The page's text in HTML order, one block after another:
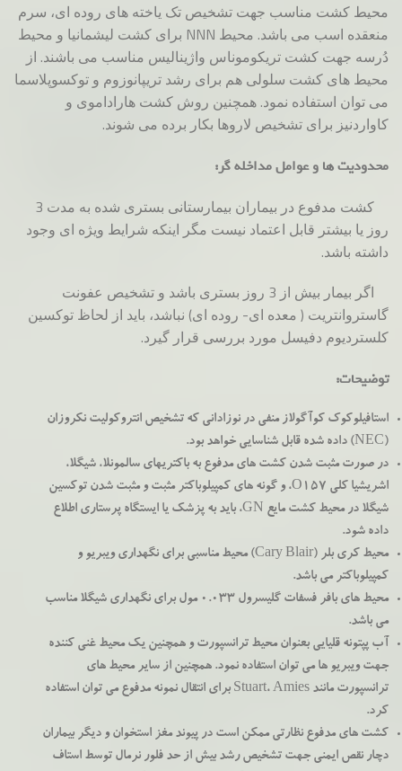
محیط کشت مناسب جهت تشخیص تک یاخته های روده ای، سرم
منعقده اسب می باشد. محیط NNN برای کشت لیشمانیا و محیط
دُرسه جهت کشت تریکوموناس واژینالیس مناسب می باشند. از
محیط های کشت سلولی هم برای رشد تریپانوزوم و توکسوپلاسما
می توان استفاده نمود. همچنین روش کشت هاراداموی و
کاواردنیز برای تشخیص لاروها بکار برده می شوند.
محدودیت ها و عوامل مداخله گر:
کشت مدفوع در بیماران بیمارستانی بستری شده به مدت 3
روز یا بیشتر قابل اعتماد نیست مگر اینکه شرایط ویژه ای وجود
داشته باشد.
اگر بیمار بیش از 3 روز بستری باشد و تشخیص عفونت
گاستروانتریت ( معده ای- روده ای) نباشد، باید از لحاظ توکسین
کلستردیوم دفیسل مورد بررسی قرار گیرد.
توضیحات:
استافیلوکوک کوآگولاز منفی در نوزادانی که تشخیص انتروکولیت نکروزان
(NEC) داده شده قابل شناسایی خواهد بود.
در صورت مثبت شدن کشت های مدفوع به باکتریهای سالمونلا، شیگلا،
اشریشیا کلی O157، و گونه های کمپیلوباکتر مثبت و مثبت شدن توکسین
شیگلا در محیط کشت مایع GN، باید به پزشک یا ایستگاه پرستاری اطلاع
داده شود.
محيط كري بلر (Cary Blair) محيط مناسبي براي نگهداري ويبريو و
كمپيلوباكتر مي باشد.
محیط های بافر فسفات گلیسرول 0.033 مول برای نگهداری شیگلا مناسب
می باشد.
آب پپتونه قلیایی بعنوان محیط ترانسپورت و همچنین یک محیط غنی کننده
جهت ویبریو ها می توان استفاده نمود. همچنین از سایر محیط های
ترانسپورت مانند Stuart، Amies برای انتقال نمونه مدفوع می توان استفاده
کرد.
کشت های مدفوع نظارتی ممکن است در پیوند مغز استخوان و دیگر بیماران
دچار نقص ایمنی جهت تشخیص رشد بیش از حد فلور نرمال توسط استاف